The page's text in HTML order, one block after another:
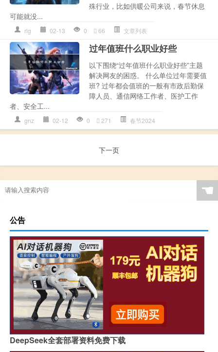
殊行业，比如供暖公司来说，春节休息
可能就没...
rlg 02-13 0 66 文章列表
过年值班什么职业好些
以下围绕“过年值班什么职业好些”主题
解决网友的困惑。 什么单位过年需要值
班? 过年都会值班的一般有市政后勤保
障人员、通信网络工作者、医护工作
者、安全工...
gnz 02-12 0 271 春节2024
下一页
☚
公告
DeepSeek全套部署资料免费下载